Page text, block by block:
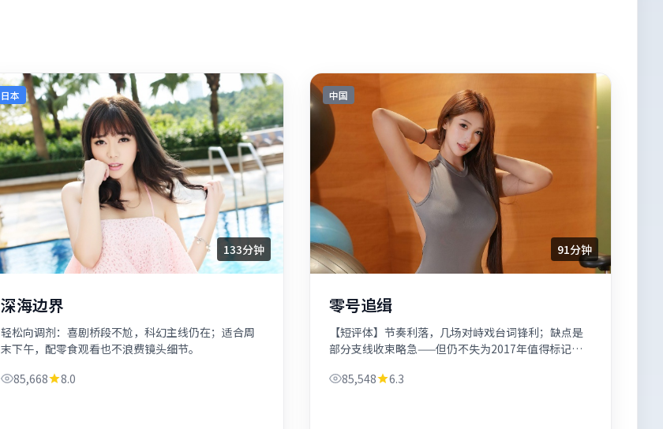
日本
133分钟
深海边界
轻松向调剂：喜剧桥段不尬，科幻主线仍在；适合周
末下午，配零食观看也不浪费镜头细节。
85,668
8.0
中国
91分钟
零号追缉
【短评体】节奏利落，几场对峙戏台词锋利；缺点是
部分支线收束略急——但仍不失为2017年值得标记的
85,548
6.3